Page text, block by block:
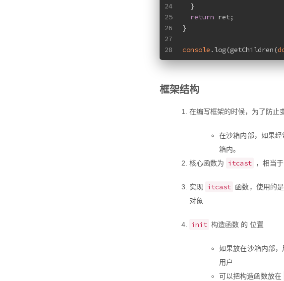
24
25
26
27
28
  }
return ret;
}
console .log(getChildren(
框架结构
在编写框架的时候，为了防止
在沙箱内部，如果
箱内。
核心函数为
itcast ，相当于
实现 itcast 函数，使用的
对象
init 构造函数 的 位置
如果放在沙箱内部
用户
可以把构造函数放在